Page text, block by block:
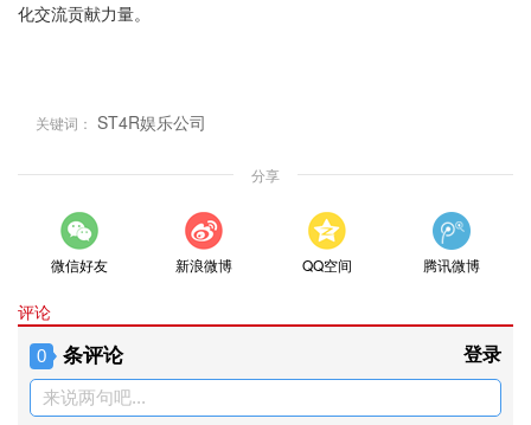
化交流贡献力量。
关键词： ST4R娱乐公司
分享
微信好友 新浪微博 QQ空间 腾讯微博
评论
0 条评论 登录
来说两句吧...